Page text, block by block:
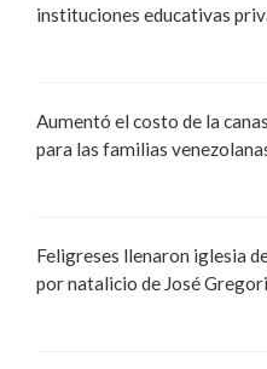
instituciones educativas
Aumentó el costo de la
para las familias
Feligreses llenaron iglesia
por natalicio de José